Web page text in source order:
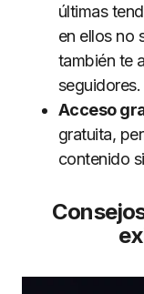
últimas
en ellos no
también te
seguidores.
Acceso
gratuita,
contenido